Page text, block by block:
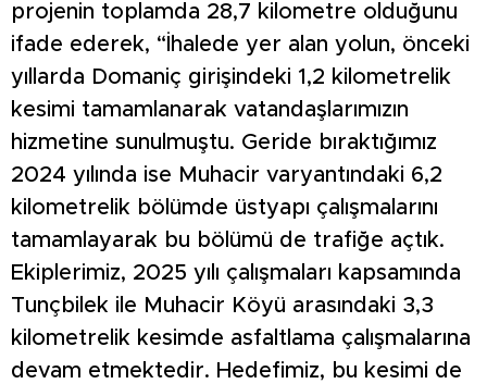
projenin toplamda 28,7 kilometre olduğunu
ifade ederek, “İhalede yer alan yolun, önceki
yıllarda Domaniç girişindeki 1,2 kilometrelik
kesimi tamamlanarak vatandaşlarımızın
hizmetine sunulmuştu. Geride bıraktığımız
2024 yılında ise Muhacir varyantındaki 6,2
kilometrelik bölümde üstyapı çalışmalarını
tamamlayarak bu bölümü de trafiğe açtık.
Ekiplerimiz, 2025 yılı çalışmaları kapsamında
Tunçbilek ile Muhacir Köyü arasındaki 3,3
kilometrelik kesimde asfaltlama çalışmalarına
devam etmektedir. Hedefimiz, bu kesimi de